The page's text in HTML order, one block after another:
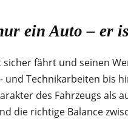
ein Auto – er
fährt und seinen
Technikarbeiten bis
des Fahrzeugs
die richtige Balance